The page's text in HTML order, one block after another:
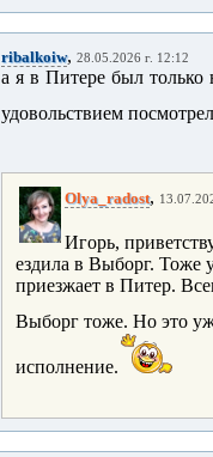
ribalkoiw, 28.05.2026 г. 12:12
а я в Питере был только
удовольствием
Olya_radost,
Игорь,
ездила в Выборг. Тоже
приезжает в Питер.
Выборг тоже. Но это
исполнение.